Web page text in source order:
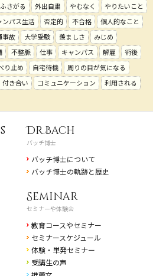
さがる 外出自粛 やむなく
やりたいこと
ンパス生活 否定的 不合格
個人的なこと
事故 大学受験 羨ましさ
みじめ
不整脈 仕事 キャンパス 解雇
術後
り止め 自宅待機
周りの目が気になる
付き合い コミュニケーション
利用される
Dr.Bach
バッチ博士
バッチ博士について
バッチ博士の軌跡と歴史
Seminar
セミナーや体験会
教育コースやセミナー
セミナースケジュール
体験・単発セミナー
受講生の声